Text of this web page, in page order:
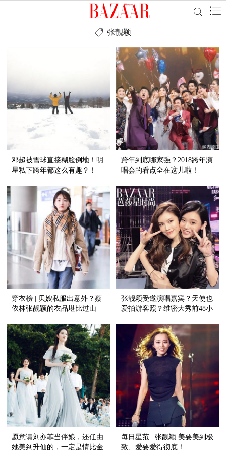
张靓颖
邓超被雪球直接糊脸倒地！明
星私下跨年都这么有趣？！
跨年到底哪家强？2018跨年演
唱会的看点全在这儿啦！
穿衣榜 | 贝嫂私服出意外？蔡
依林张靓颖的衣品堪比过山
张靓颖受邀演唱嘉宾？天使也
爱拍游客照？维密大秀前48小
愿意请刘亦菲当伴娘，还任由
她美到升仙的，一定是情比金
每日星范 | 张靓颖 美要美到极
致、爱要爱得彻底！